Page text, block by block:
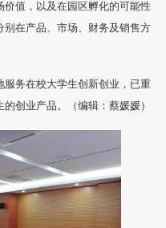
值，以及在园区孵化的可能性
别在产品、市场、财务及销售方
务在校大学生创新创业，已重
创业产品。（编辑：蔡媛媛）